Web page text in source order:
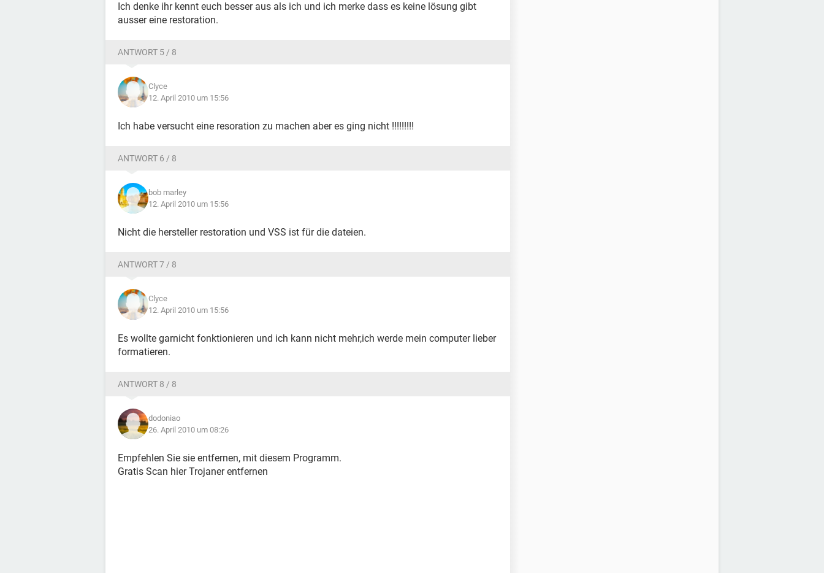
Ich denke ihr kennt euch besser aus als ich und ich merke dass es keine lösung gibt
ausser eine restoration.
ANTWORT 5 / 8
Clyce
12. April 2010 um 15:56
Ich habe versucht eine resoration zu machen aber es ging nicht !!!!!!!!!
ANTWORT 6 / 8
bob marley
12. April 2010 um 15:56
Nicht die hersteller restoration und VSS ist für die dateien.
ANTWORT 7 / 8
Clyce
12. April 2010 um 15:56
Es wollte garnicht fonktionieren und ich kann nicht mehr,ich werde mein computer lieber
formatieren.
ANTWORT 8 / 8
dodoniao
26. April 2010 um 08:26
Empfehlen Sie sie entfernen, mit diesem Programm.
Gratis Scan hier Trojaner entfernen